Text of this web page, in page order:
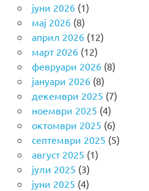
јуни 2026(1)
мај 2026(8)
април 2026(12)
март 2026(12)
февруари 2026(8)
јануари 2026(8)
декември 2025 (7)
ноември 2025 (4)
октомври 2025 (6)
септември 2025 (5)
август 2025 (1)
јули 2025 (3)
јуни 2025 (4)